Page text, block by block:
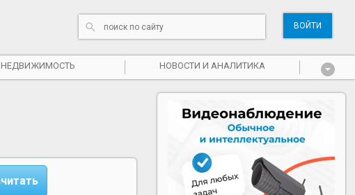
ВОЙТИ
НЕДВИЖИМОСТЬ НОВОСТИ И АНАЛИТИКА